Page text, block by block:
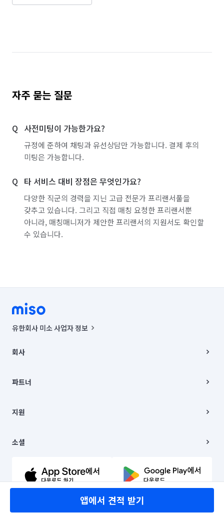
자주 묻는 질문
사전미팅이 가능한가요?
규정에 준하여 채팅과 유선상담만 가능합니다. 결제 후의
미팅은 가능합니다.
타 서비스 대비 장점은 무엇인가요?
다양한 직군의 경력을 지닌 고급 전문가 프리랜서풀을
갖추고 있습니다. 그리고 직접 매칭 요청한 프리랜서뿐
아니라, 매칭매니저가 제안한 프리랜서의 지원서도 확인할
수 있습니다.
앱에서 견적 받기
유한회사 미소 사업자 정보
00019 |
주소 | 본사: 서울특별시 종로구 율곡로 6(중학동, 트윈트리빌딩) B동 5층
컨택센터 : 서울특별시 종로구 수송동 율곡로 24, 7층, 8층 미소
상품, 상품정보, 거래에 관한 의무와 책임은 거래당사자에게 있습니다.
언론 보도 관련 문의:
© 유한회사 미소. Miso, Inc. All Rights Reserved.
회사
채용
파트너
이사
지원
이용약관
문의하기
소셜
유튜브